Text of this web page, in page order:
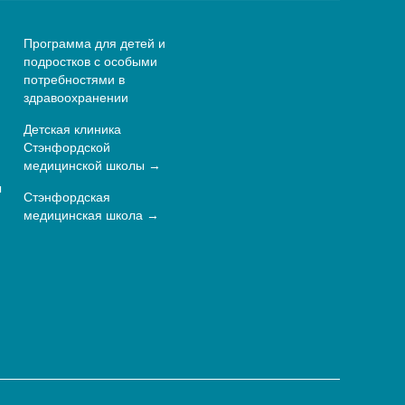
Программа для детей и
подростков с особыми
потребностями в
здравоохранении
Детская клиника
Стэнфордской
медицинской школы
Стэнфордская
медицинская школа